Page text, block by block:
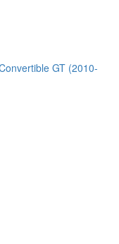
GT (2010-